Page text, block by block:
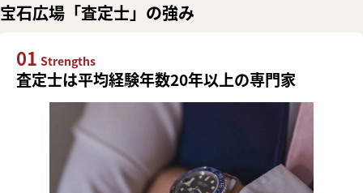
宝石広場「査定士」の強み
01 Strengths
査定士は平均経験年数20年以上の専門家